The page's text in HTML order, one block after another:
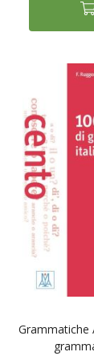
Grammatiche